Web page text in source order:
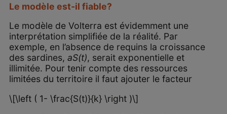
Le modèle est-il fiable?
Le modèle de Volterra est évidemment une
interprétation simplifiée de la réalité. Par
exemple, en l’absence de requins la croissance
des sardines, aS(t), serait exponentielle et
illimitée. Pour tenir compte des ressources
limitées du territoire il faut ajouter le facteur
\[\left ( 1- \frac{S(t)}{k} \right )\]